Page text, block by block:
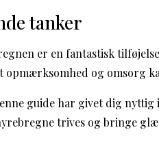
tanker
er en fantastisk
opmærksomhed og omsorg
guide har givet dig
trives og bringe